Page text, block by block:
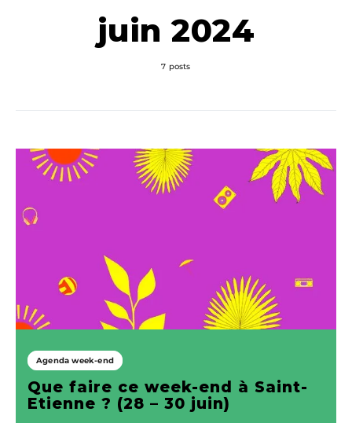
juin 2024
7 posts
Agenda week-end
Que faire ce week-end à Saint-
Etienne ? (28 – 30 juin)